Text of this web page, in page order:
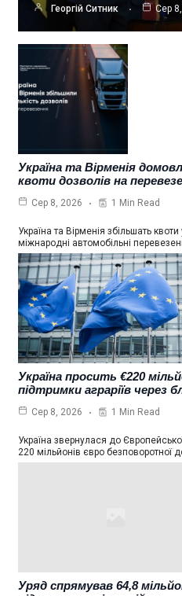
Георгій Ситник Сер
Україна та Вірменія
квоти дозволів на
Сер 8, 2026 1 Min Read
Україна та Вірменія збільшать
міжнародні автомобільні
Україна просить €220
підтримки аграріїв через
Сер 8, 2026 1 Min Read
Україна звернулася до
220 мільйонів євро безповоротної
Уряд спрямував 64,8